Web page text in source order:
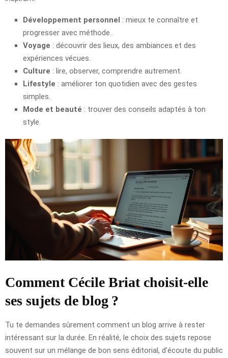
Développement personnel : mieux te connaître et
progresser avec méthode.
Voyage : découvrir des lieux, des ambiances et des
expériences vécues.
Culture : lire, observer, comprendre autrement.
Lifestyle : améliorer ton quotidien avec des gestes
simples.
Mode et beauté : trouver des conseils adaptés à ton
style.
Comment Cécile Briat choisit-elle
ses sujets de blog ?
Tu te demandes sûrement comment un blog arrive à rester
intéressant sur la durée. En réalité, le choix des sujets repose
souvent sur un mélange de bon sens éditorial, d’écoute du public